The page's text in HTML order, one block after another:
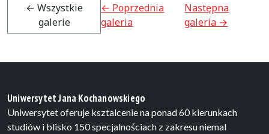
← Wszystkie
galerie
← Poprzednia
galeria
Następna
galeria →
Uniwersytet Jana Kochanowskiego
Uniwersytet oferuje ksztalcenie na ponad 60 kierunkach
studiów i blisko 150 specjalnościach z zakresu niemal